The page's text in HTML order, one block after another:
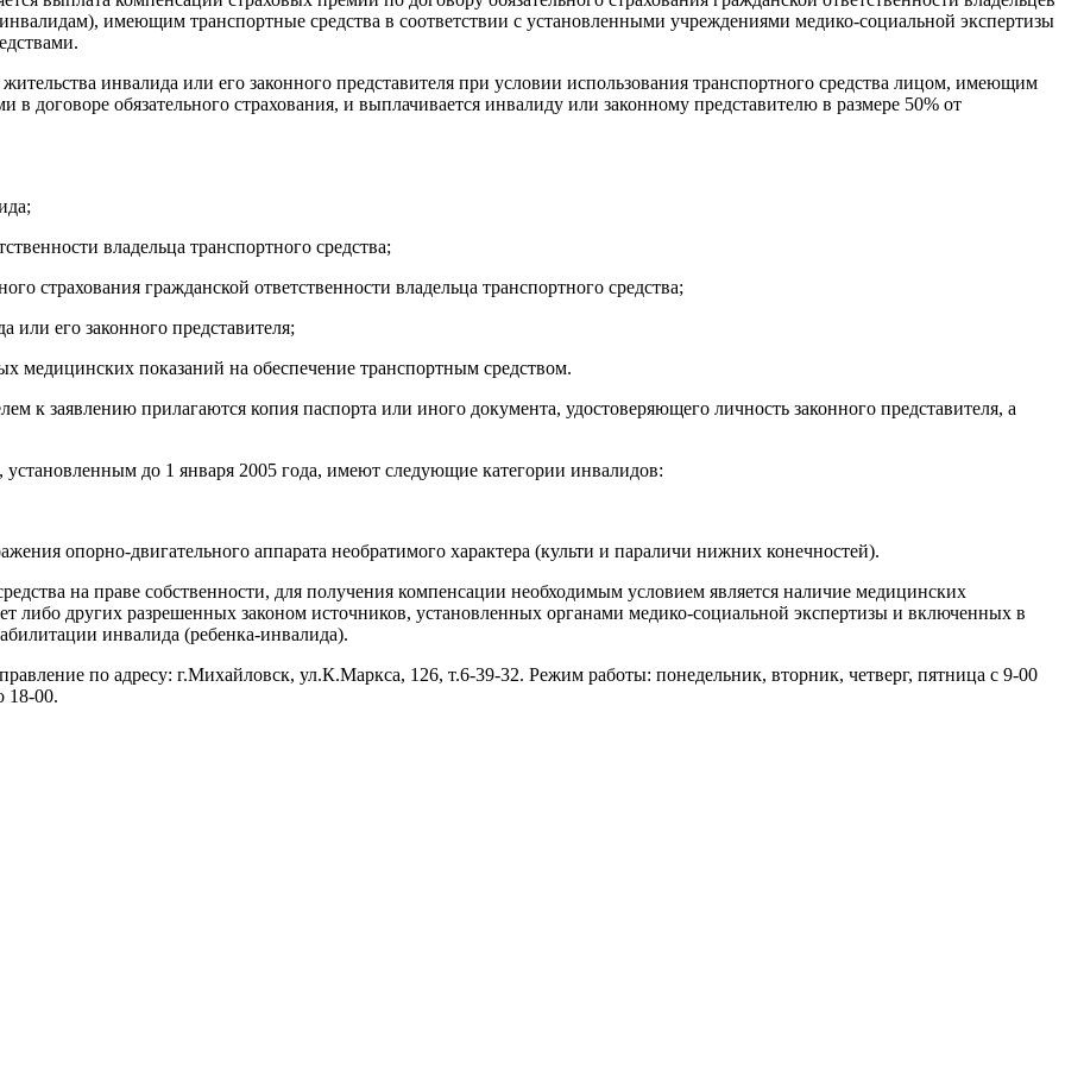
имеющим транспортные средства в соответствии с установленными учреждениями медико-социальной экспертизы
инвалида или его законного представителя при условии использования транспортного средства лицом, имеющим
договоре обязательного страхования, и выплачивается инвалиду или законному представителю в размере 50% от
владельца транспортного средства;
страхования гражданской ответственности владельца транспортного средства;
или его законного представителя;
медицинских показаний на обеспечение транспортным средством.
к заявлению прилагаются копия паспорта или иного документа, удостоверяющего личность законного представителя, а
до 1 января 2005 года, имеют следующие категории инвалидов:
опорно-двигательного аппарата необратимого характера (культи и параличи нижних конечностей).
на праве собственности, для получения компенсации необходимым условием является наличие медицинских
либо других разрешенных законом источников, установленных органами медико-социальной экспертизы и включенных в
инвалида (ребенка-инвалида).
по адресу: г.Михайловск, ул.К.Маркса, 126, т.6-39-32. Режим работы: понедельник, вторник, четверг, пятница с 9-00
18-00.